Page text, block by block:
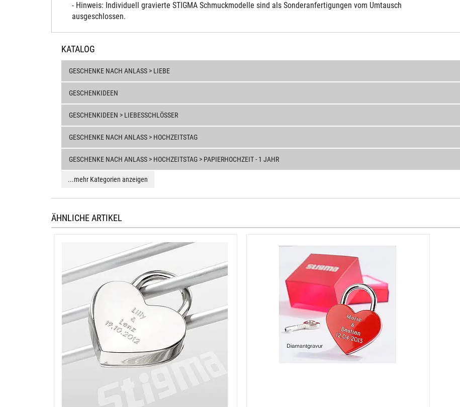
- Hinweis: Individuell gravierte STIGMA Schmuckmodelle sind als Sonderanfertigungen vom Umtausch
ausgeschlossen.
KATALOG
GESCHENKE NACH ANLASS > LIEBE
GESCHENKIDEEN
GESCHENKIDEEN > LIEBESSCHLÖSSER
GESCHENKE NACH ANLASS > HOCHZEITSTAG
GESCHENKE NACH ANLASS > HOCHZEITSTAG > PAPIERHOCHZEIT - 1 JAHR
...mehr Kategorien anzeigen
ÄHNLICHE ARTIKEL